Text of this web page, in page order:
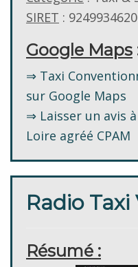
SIRET :
Google Maps
⇒ Taxi
sur Google Maps
⇒ Laisser un avis
Loire agréé CPAM
Radio Taxi
Résumé :